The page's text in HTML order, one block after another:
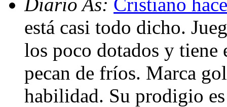
está casi todo dicho.
los poco dotados y tiene
pecan de fríos. Marca
habilidad. Su prodigio